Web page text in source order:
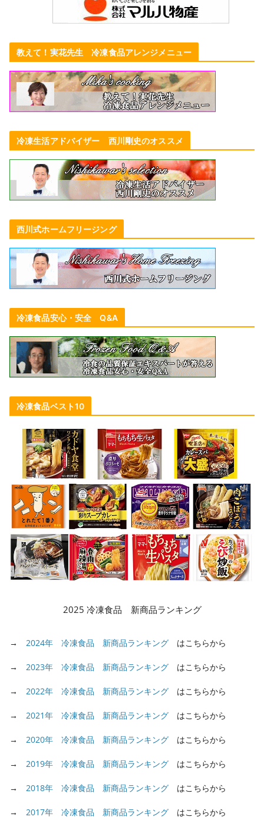
教えて！実花先生 冷凍食品アレンジメニュー
冷凍生活アドバイザー 西川剛史のオススメ
西川式ホームフリージング
冷凍食品安心・安全 Q&A
冷凍食品ベスト10
2025 冷凍食品 新商品ランキング
→ 2024年 冷凍食品 新商品ランキング はこちらから
→ 2023年 冷凍食品 新商品ランキング はこちらから
→ 2022年 冷凍食品 新商品ランキング はこちらから
→ 2021年 冷凍食品 新商品ランキング はこちらから
→ 2020年 冷凍食品 新商品ランキング はこちらから
→ 2019年 冷凍食品 新商品ランキング はこちらから
→ 2018年 冷凍食品 新商品ランキング はこちらから
→ 2017年 冷凍食品 新商品ランキング はこちらから